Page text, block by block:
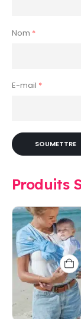
Nom *
E-mail *
Produits